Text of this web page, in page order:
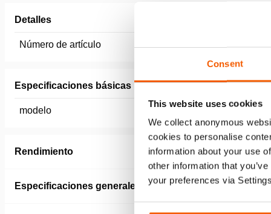
Consent
This website uses cookies
We collect anonymous
cookies to personalise
information about your use
other information that
your preferences via
Detalles
Número de artículo
Especificaciones básicas
modelo PMC2
Rendimiento
Especificaciones generales